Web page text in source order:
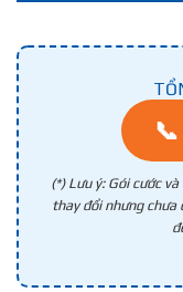
(*) Lưu ý: Gói cước
thay đổi nhưng